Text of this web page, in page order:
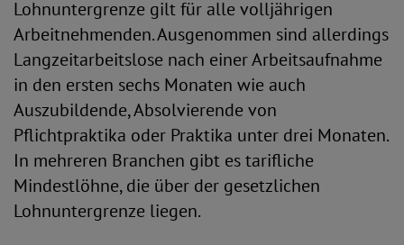
Lohnuntergrenze gilt für alle volljährigen
Arbeitnehmenden. Ausgenommen sind allerdings
Langzeitarbeitslose nach einer Arbeitsaufnahme
in den ersten sechs Monaten wie auch
Auszubildende, Absolvierende von
Pflichtpraktika oder Praktika unter drei Monaten.
In mehreren Branchen gibt es tarifliche
Mindestlöhne, die über der gesetzlichen
Lohnuntergrenze liegen.